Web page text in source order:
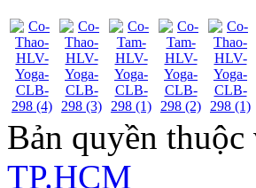
Bản quyền thuộc
TP.HCM